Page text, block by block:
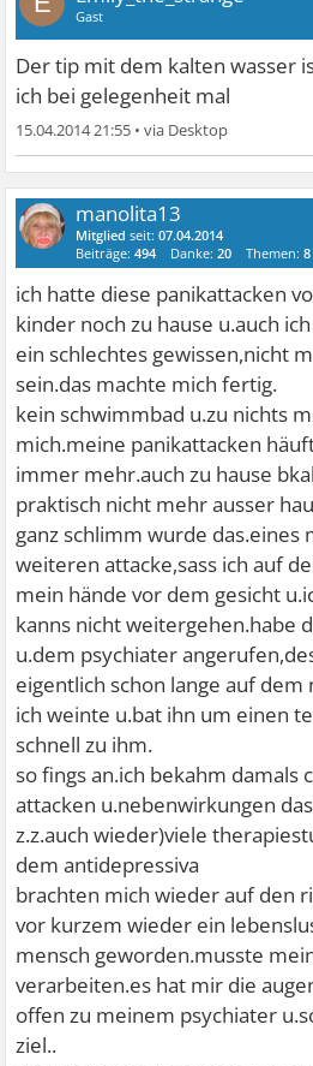
Gast
Der tip mit dem kalten wasser
ich bei gelegenheit mal
15.04.2014 21:55 •
manolita13
Mitglied seit:07.04.2014
Beiträge:494 Danke:20 Themen:8
ich hatte diese panikattacken
kinder noch zu hause u.auch
ein schlechtes gewissen,nicht
sein.das machte mich fertig.
kein schwimmbad u.zu nichts
mich.meine panikattacken
immer mehr.auch zu hause
praktisch nicht mehr ausser
ganz schlimm wurde das.eines
weiteren attacke,sass ich auf
mein hände vor dem gesicht
kanns nicht weitergehen.habe
u.dem psychiater
eigentlich schon lange auf dem
ich weinte u.bat ihn um einen
schnell zu ihm.
so fings an.ich bekahm damals
attacken u.nebenwirkungen
z.z.auch wieder)viele
dem antidepressiva
brachten mich wieder auf den
vor kurzem wieder ein
mensch geworden.musste
verarbeiten.es hat mir die
offen zu meinem psychiater
ziel..